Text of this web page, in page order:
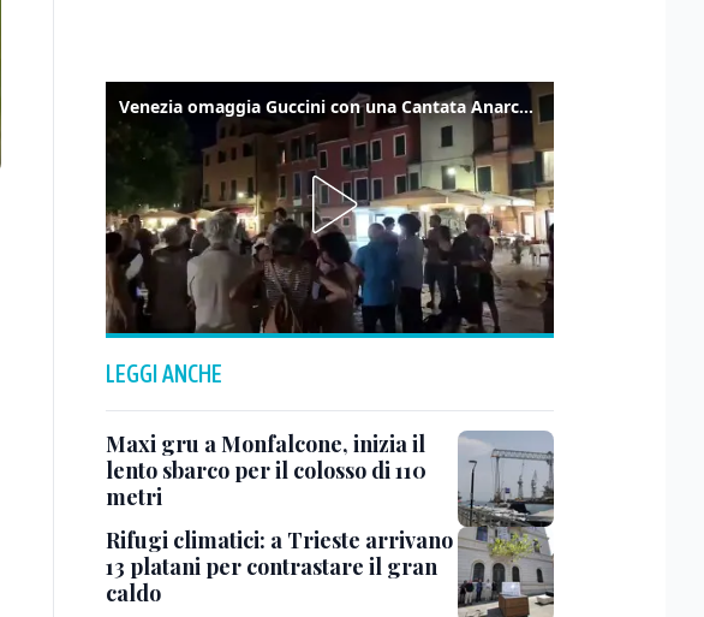
Venezia omaggia Guccini con una Cantata Anarchica in campo Santa Margherita
LEGGI ANCHE
Maxi gru a Monfalcone, inizia il
lento sbarco per il colosso di 110
metri
Rifugi climatici: a Trieste arrivano
13 platani per contrastare il gran
caldo